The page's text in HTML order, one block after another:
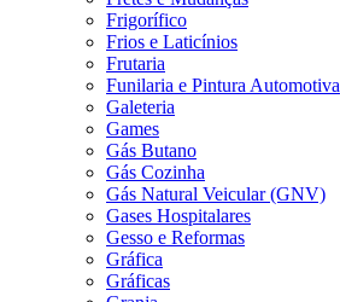
Frigorífico
Frios e Laticínios
Frutaria
Funilaria e Pintura Automotiva
Galeteria
Games
Gás Butano
Gás Cozinha
Gás Natural Veicular (GNV)
Gases Hospitalares
Gesso e Reformas
Gráfica
Gráficas